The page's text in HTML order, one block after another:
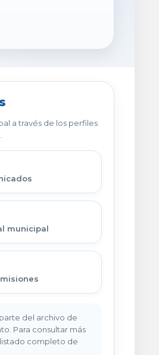
a través de los perfiles
municipal
del archivo de
Para consultar más
completo de